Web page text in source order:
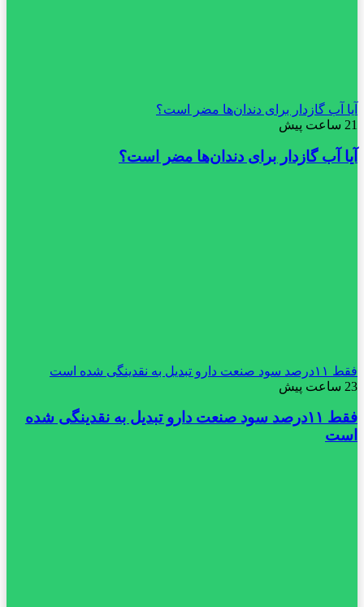
آیا آب گازدار برای دندان‌ها مضر است؟
21 ساعت پیش
آیا آب گازدار برای دندان‌ها مضر است؟
فقط ۱۱‌درصد سود صنعت دارو تبدیل به نقدینگی شده است
23 ساعت پیش
فقط ۱۱‌درصد سود صنعت دارو تبدیل به نقدینگی شده
است